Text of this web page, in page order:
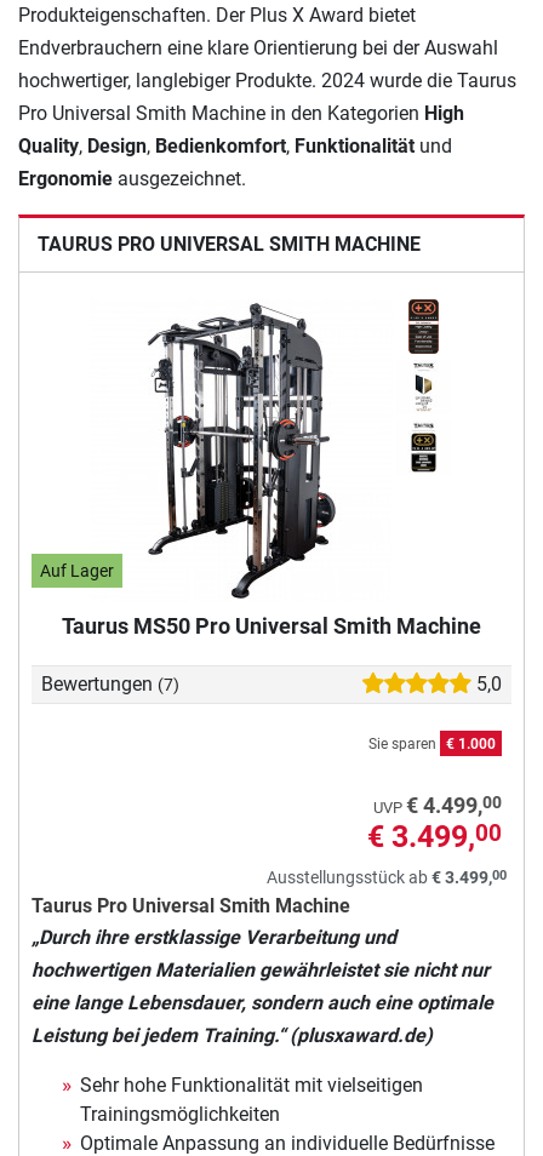
Produkteigenschaften. Der Plus X Award bietet
Endverbrauchern eine klare Orientierung bei der Auswahl
hochwertiger, langlebiger Produkte. 2024 wurde die Taurus
Pro Universal Smith Machine in den Kategorien High
Quality, Design, Bedienkomfort, Funktionalität und
Ergonomie ausgezeichnet.
TAURUS PRO UNIVERSAL SMITH MACHINE
Auf Lager
Taurus MS50 Pro Universal Smith Machine
Bewertungen (7) 5,0
Sie sparen € 1.000
UVP € 4.499,00
€ 3.499,00
Ausstellungsstück ab€ 3.499,00
Taurus Pro Universal Smith Machine
„Durch ihre erstklassige Verarbeitung und
hochwertigen Materialien gewährleistet sie nicht nur
eine lange Lebensdauer, sondern auch eine optimale
Leistung bei jedem Training.“ (plusxaward.de)
Sehr hohe Funktionalität mit vielseitigen
Trainingsmöglichkeiten
Optimale Anpassung an individuelle Bedürfnisse